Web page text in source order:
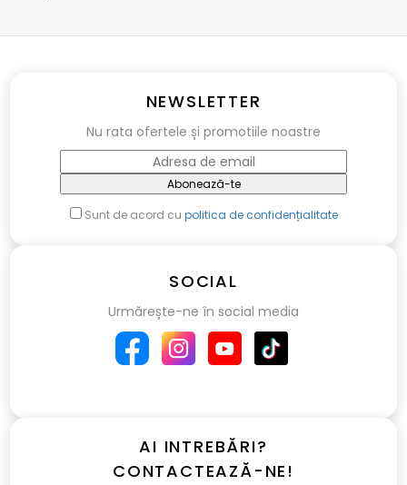
NEWSLETTER
Nu rata ofertele și promotiile noastre
Abonează-te
Sunt de acord cu politica de confidențialitate
SOCIAL
Urmărește-ne în social media
AI INTREBĂRI?
CONTACTEAZĂ-NE!